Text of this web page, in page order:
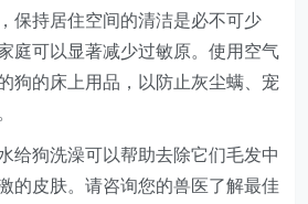
保持居住空间的清洁是必不可少
庭可以显著减少过敏原。使用空气
狗的床上用品，以防止灰尘螨、宠
给狗洗澡可以帮助去除它们毛发中
的皮肤。请咨询您的兽医了解最佳